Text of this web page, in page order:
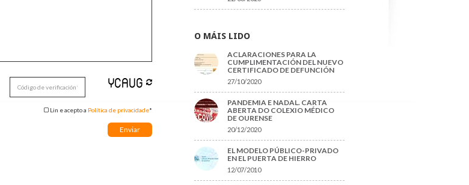
Lin e acepto a Política de privacidade*
O MÁIS LIDO
ACLARACIONES PARA LA
CUMPLIMENTACIÓN DEL NUEVO
CERTIFICADO DE DEFUNCIÓN
27/10/2020
PANDEMIA E NADAL. CARTA
ABERTA DO COLEXIO MÉDICO
DE OURENSE
20/12/2020
EL MODELO PÚBLICO-PRIVADO
EN EL PUERTA DE HIERRO
12/07/2010